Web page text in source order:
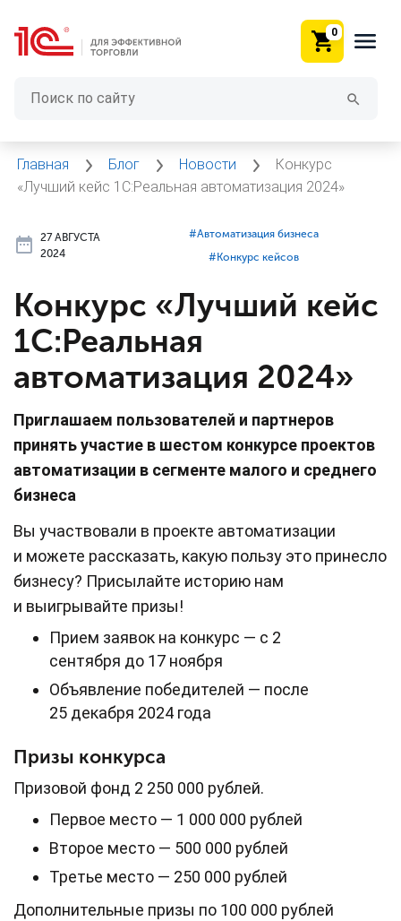
0
Главная Блог Новости
Конкурс
«Лучший кейс 1С:Реальная автоматизация 2024»
27 АВГУСТА
2024
#⁣Автоматизация бизнеса
#⁣Конкурс кейсов
Конкурс «Лучший кейс
1С:Реальная
автоматизация 2024»
Приглашаем пользователей и партнеров
принять участие в шестом конкурсе проектов
автоматизации в сегменте малого и среднего
бизнеса
Вы участвовали в проекте автоматизации
и можете рассказать, какую пользу это принесло
бизнесу? Присылайте историю нам
и выигрывайте призы!
Прием заявок на конкурс — с 2
сентября до 17 ноября
Объявление победителей — после
25 декабря 2024 года
Призы конкурса
Призовой фонд 2 250 000 рублей.
Первое место — 1 000 000 рублей
Второе место — 500 000 рублей
Третье место — 250 000 рублей
Дополнительные призы по 100 000 рублей